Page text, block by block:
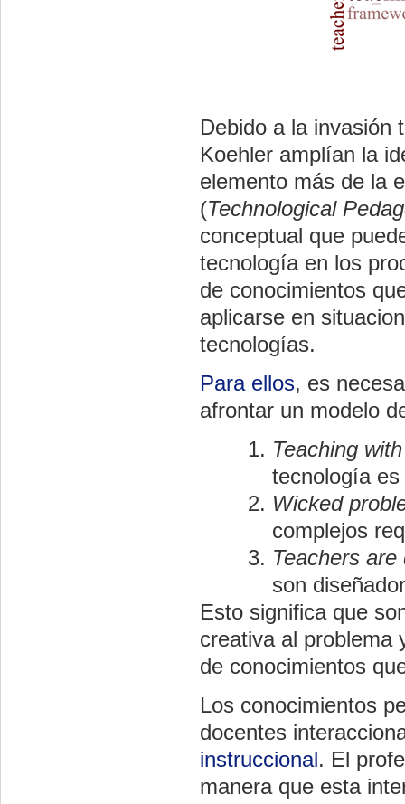
Debido a la invasión
Koehler amplían la
elemento más de la
(Technological
conceptual que
tecnología en los
de conocimientos
aplicarse en
tecnologías.
Para ellos, es
afrontar un modelo
Teaching
tecnología
Wicked
complejos
Teachers
son
Esto significa que
creativa al problema
de conocimientos
Los conocimientos
docentes
instruccional. El
manera que esta